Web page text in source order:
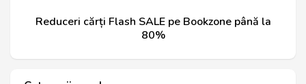
Reduceri cărți Flash SALE pe Bookzone până la
80%